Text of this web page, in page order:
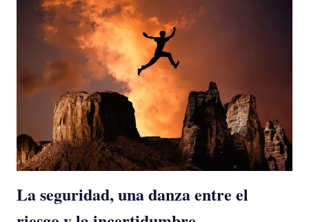
La seguridad, una danza entre el